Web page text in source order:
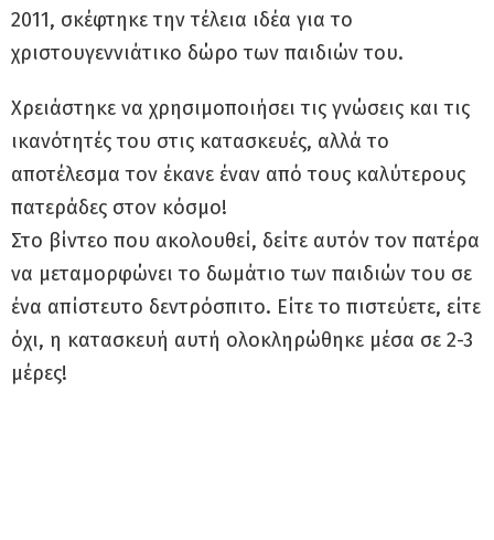
2011, σκέφτηκε την τέλεια ιδέα για το
χριστουγεννιάτικο δώρο των παιδιών του.
Χρειάστηκε να χρησιμοποιήσει τις γνώσεις και τις
ικανότητές του στις κατασκευές, αλλά το
αποτέλεσμα τον έκανε έναν από τους καλύτερους
πατεράδες στον κόσμο!
Στο βίντεο που ακολουθεί, δείτε αυτόν τον πατέρα
να μεταμορφώνει το δωμάτιο των παιδιών του σε
ένα απίστευτο δεντρόσπιτο. Είτε το πιστεύετε, είτε
όχι, η κατασκευή αυτή ολοκληρώθηκε μέσα σε 2-3
μέρες!